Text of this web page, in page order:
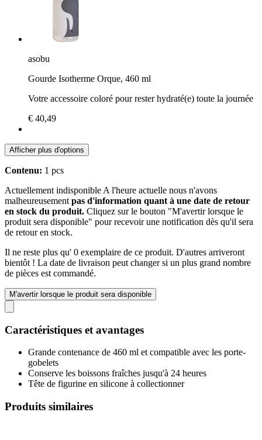
asobu
Gourde Isotherme Orque, 460 ml
Votre accessoire coloré pour rester hydraté(e) toute la journée
€ 40,49
Afficher plus d'options
Contenu: 1 pcs
Actuellement indisponible A l'heure actuelle nous n'avons
malheureusement pas d'information quant à une date de retour
en stock du produit. Cliquez sur le bouton "M'avertir lorsque le
produit sera disponible" pour recevoir une notification dès qu'il sera
de retour en stock.
Il ne reste plus qu' 0 exemplaire de ce produit. D'autres arriveront
bientôt ! La date de livraison peut changer si un plus grand nombre
de pièces est commandé.
M'avertir lorsque le produit sera disponible
Caractéristiques et avantages
Grande contenance de 460 ml et compatible avec les porte-
gobelets
Conserve les boissons fraîches jusqu'à 24 heures
Tête de figurine en silicone à collectionner
Produits similaires